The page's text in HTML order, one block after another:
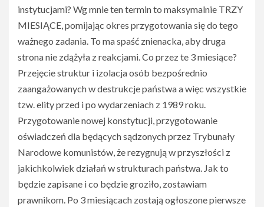
instytucjami? Wg mnie ten termin to maksymalnie TRZY
MIESIĄCE, pomijając okres przygotowania się do tego
ważnego zadania. To ma spaść znienacka, aby druga
strona nie zdążyła z reakcjami. Co przez te 3 miesiące?
Przejęcie struktur i izolacja osób bezpośrednio
zaangażowanych w destrukcje państwa a więc wszystkie
tzw. elity przed i po wydarzeniach z 1989 roku.
Przygotowanie nowej konstytucji, przygotowanie
oświadczeń dla będących sądzonych przez Trybunały
Narodowe komunistów, że rezygnują w przyszłości z
jakichkolwiek działań w strukturach państwa. Jak to
będzie zapisane i co będzie groziło, zostawiam
prawnikom. Po 3 miesiącach zostają ogłoszone pierwsze